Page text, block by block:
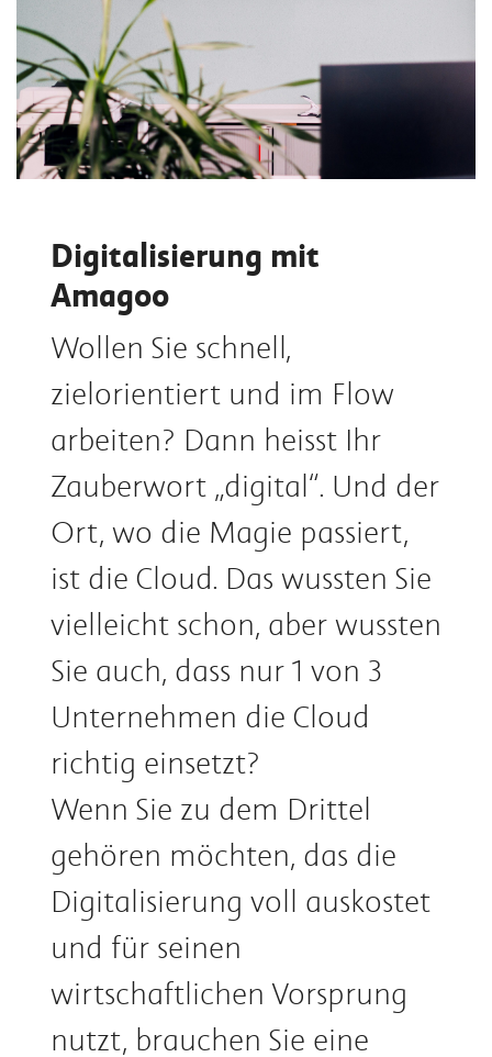
Digitalisierung mit
Amagoo
Wollen Sie schnell,
zielorientiert und im Flow
arbeiten? Dann heisst Ihr
Zauberwort „digital“. Und der
Ort, wo die Magie passiert,
ist die Cloud. Das wussten Sie
vielleicht schon, aber wussten
Sie auch, dass nur 1 von 3
Unternehmen die Cloud
richtig einsetzt?
Wenn Sie zu dem Drittel
gehören möchten, das die
Digitalisierung voll auskostet
und für seinen
wirtschaftlichen Vorsprung
nutzt, brauchen Sie eine